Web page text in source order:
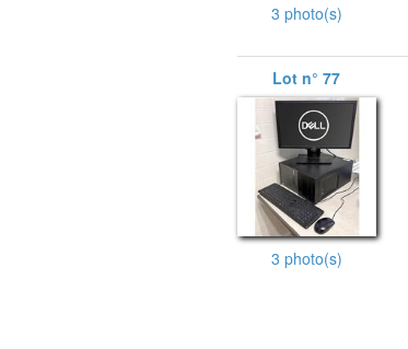
3 photo(s)
Lot n° 77
3 photo(s)